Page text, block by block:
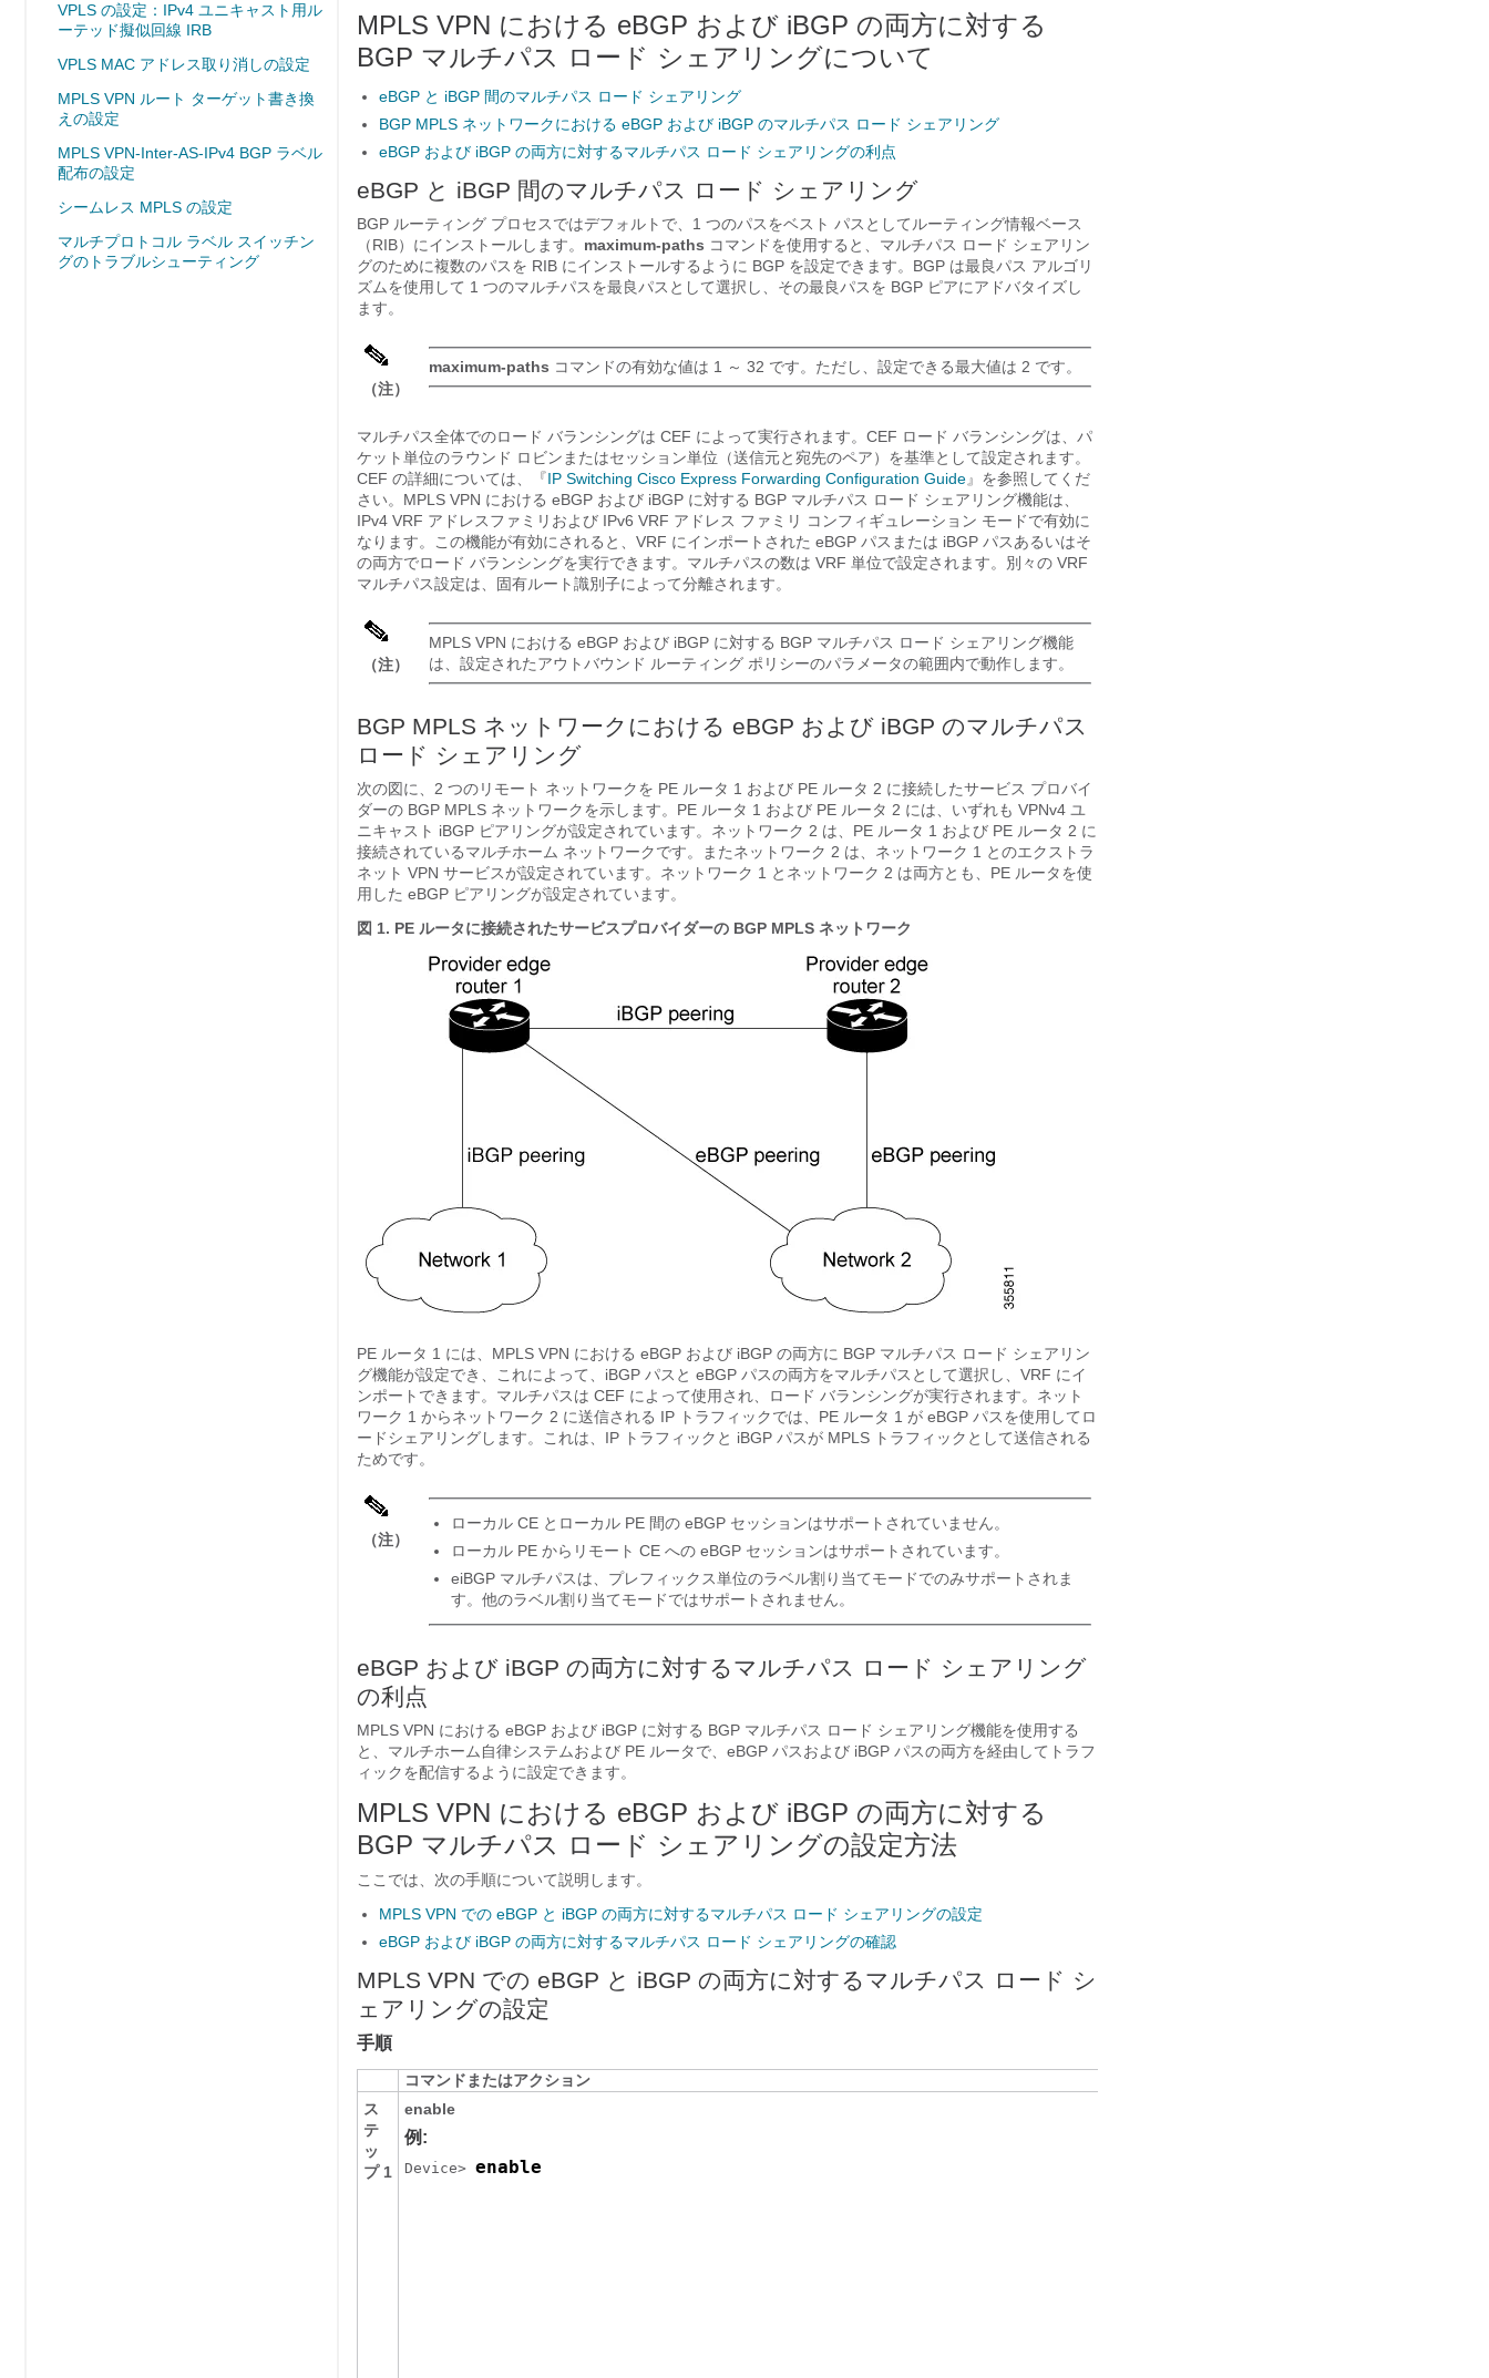
VPLS の設定：IPv4 ユニキャスト用ル
ーテッド擬似回線 IRB
VPLS MAC アドレス取り消しの設定
MPLS VPN ルート ターゲット書き換
えの設定
MPLS VPN-Inter-AS-IPv4 BGP ラベル
配布の設定
シームレス MPLS の設定
マルチプロトコル ラベル スイッチン
グのトラブルシューティング
MPLS VPN における eBGP および iBGP の両方に対する
BGP マルチパス ロード シェアリングについて
eBGP と iBGP 間のマルチパス ロード シェアリング
BGP MPLS ネットワークにおける eBGP および iBGP のマルチパス ロード シェアリング
eBGP および iBGP の両方に対するマルチパス ロード シェアリングの利点
eBGP と iBGP 間のマルチパス ロード シェアリング
BGP ルーティング プロセスではデフォルトで、1 つのパスをベスト パスとしてルーティング情報ベース
（RIB）にインストールします。 maximum-paths コマンドを使用すると、マルチパス ロード シェアリン
グのために複数のパスを RIB にインストールするように BGP を設定できます。BGP は最良パス アルゴリ
ズムを使用して 1 つのマルチパスを最良パスとして選択し、その最良パスを BGP ピアにアドバタイズし
ます。
（注）
maximum-paths コマンドの有効な値は 1 ～ 32 です。ただし、設定できる最大値は 2 です。
マルチパス全体でのロード バランシングは CEF によって実行されます。CEF ロード バランシングは、パ
ケット単位のラウンド ロビンまたはセッション単位（送信元と宛先のペア）を基準として設定されます。
CEF の詳細については、『IP Switching Cisco Express Forwarding Configuration Guide』を参照してくだ
さい。MPLS VPN における eBGP および iBGP に対する BGP マルチパス ロード シェアリング機能は、
IPv4 VRF アドレスファミリおよび IPv6 VRF アドレス ファミリ コンフィギュレーション モードで有効に
なります。この機能が有効にされると、VRF にインポートされた eBGP パスまたは iBGP パスあるいはそ
の両方でロード バランシングを実行できます。マルチパスの数は VRF 単位で設定されます。別々の VRF
マルチパス設定は、固有ルート識別子によって分離されます。
（注）
MPLS VPN における eBGP および iBGP に対する BGP マルチパス ロード シェアリング機能
は、設定されたアウトバウンド ルーティング ポリシーのパラメータの範囲内で動作します。
BGP MPLS ネットワークにおける eBGP および iBGP のマルチパス
ロード シェアリング
次の図に、2 つのリモート ネットワークを PE ルータ 1 および PE ルータ 2 に接続したサービス プロバイ
ダーの BGP MPLS ネットワークを示します。PE ルータ 1 および PE ルータ 2 には、いずれも VPNv4 ユ
ニキャスト iBGP ピアリングが設定されています。ネットワーク 2 は、PE ルータ 1 および PE ルータ 2 に
接続されているマルチホーム ネットワークです。またネットワーク 2 は、ネットワーク 1 とのエクストラ
ネット VPN サービスが設定されています。ネットワーク 1 とネットワーク 2 は両方とも、PE ルータを使
用した eBGP ピアリングが設定されています。
図 1. PE ルータに接続されたサービスプロバイダーの BGP MPLS ネットワーク
PE ルータ 1 には、MPLS VPN における eBGP および iBGP の両方に BGP マルチパス ロード シェアリン
グ機能が設定でき、これによって、iBGP パスと eBGP パスの両方をマルチパスとして選択し、VRF にイ
ンポートできます。マルチパスは CEF によって使用され、ロード バランシングが実行されます。ネット
ワーク 1 からネットワーク 2 に送信される IP トラフィックでは、PE ルータ 1 が eBGP パスを使用してロ
ードシェアリングします。これは、IP トラフィックと iBGP パスが MPLS トラフィックとして送信される
ためです。
（注）
ローカル CE とローカル PE 間の eBGP セッションはサポートされていません。
ローカル PE からリモート CE への eBGP セッションはサポートされています。
eiBGP マルチパスは、プレフィックス単位のラベル割り当てモードでのみサポートされま
す。他のラベル割り当てモードではサポートされません。
eBGP および iBGP の両方に対するマルチパス ロード シェアリング
の利点
MPLS VPN における eBGP および iBGP に対する BGP マルチパス ロード シェアリング機能を使用する
と、マルチホーム自律システムおよび PE ルータで、eBGP パスおよび iBGP パスの両方を経由してトラフ
ィックを配信するように設定できます。
MPLS VPN における eBGP および iBGP の両方に対する
BGP マルチパス ロード シェアリングの設定方法
ここでは、次の手順について説明します。
MPLS VPN での eBGP と iBGP の両方に対するマルチパス ロード シェアリングの設定
eBGP および iBGP の両方に対するマルチパス ロード シェアリングの確認
MPLS VPN での eBGP と iBGP の両方に対するマルチパス ロード シ
ェアリングの設定
手順
コマンドまたはアクション
ス
テ
ッ
プ 1
enable
例:
Device> enable